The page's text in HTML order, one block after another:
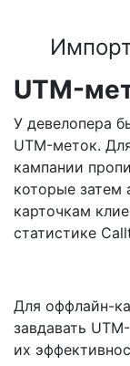
UTM-
У девелопера
UTM-меток.
кампании
которые затем
карточкам
статистике
Для оффлайн-
завдавать
их